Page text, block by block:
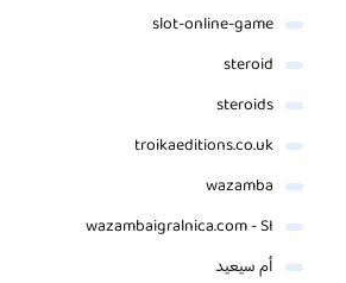
slot-online-game
steroid
steroids
troikaeditions.co.uk
wazamba
wazambaigralnica.com - SI
أم سيعيد